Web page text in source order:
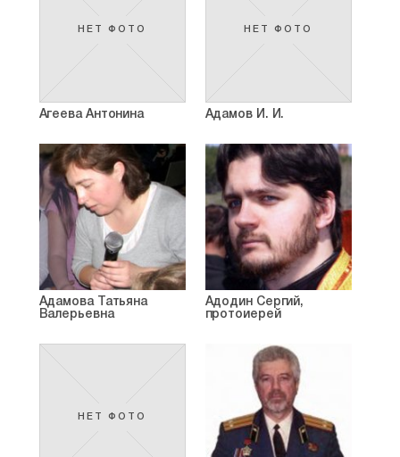
НЕТ ФОТО
Агеева Антонина
НЕТ ФОТО
Адамов И. И.
Адамова Татьяна
Валерьевна
Адодин Сергий,
протоиерей
НЕТ ФОТО